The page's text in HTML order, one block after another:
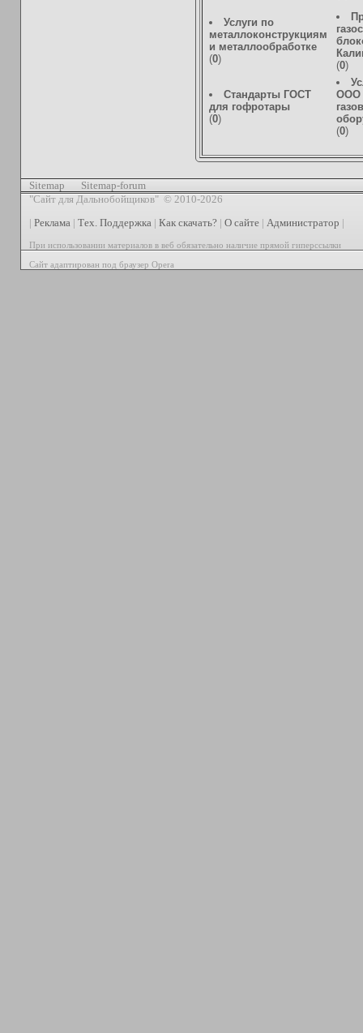
Услуги по
металлоконструкциям
и металлообработке
(0)
(0)
Стандарты ГОСТ
для гофротары
(0)
ООО
(0)
Sitemap
Sitemap-forum
"Сайт для Дальнобойщиков" © 2010-2026
| Реклама| Тех. Поддержка| Как скачать? | О сайте| Администратор |
При использовании материалов в веб обязательно наличие прямой гиперссылки
Сайт адаптирован под браузер Opera